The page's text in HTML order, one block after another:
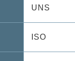
UNS
ISO